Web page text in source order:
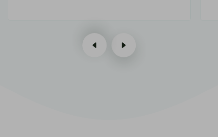
vorige
volgende